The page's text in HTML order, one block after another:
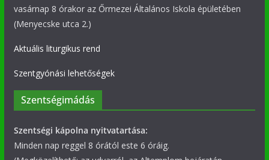
vasárnap 8 órakor az Őrmezei Általános Iskola épületében
(Menyecske utca 2.)
Aktuális liturgikus rend
Szentgyónási lehetőségek
Szentségimádás
Szentségi kápolna nyitvatartása:
Minden nap reggel 8 órától este 6 óráig.